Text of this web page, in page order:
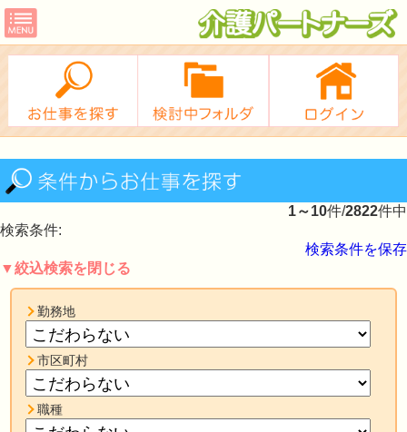
1～10件/2822件中
検索条件:
検索条件を保存
▼絞込検索を閉じる
勤務地
市区町村
職種